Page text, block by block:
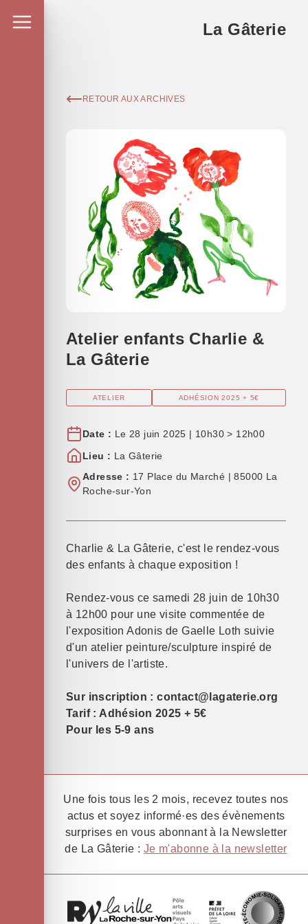
La Gâterie
RETOUR AUX ARCHIVES
Atelier enfants Charlie &
La Gâterie
ATELIER ADHÉSION 2025 + 5€
Date : Le 28 juin 2025 | 10h30 > 12h00
Lieu : La Gâterie
Adresse : 17 Place du Marché | 85000 La
Roche-sur-Yon
Charlie & La Gâterie, c'est le rendez-vous
des enfants à chaque exposition !
Rendez-vous ce samedi 28 juin de 10h30
à 12h00 pour une visite commentée de
l'exposition Adonis de Gaelle Loth suivie
d'un atelier peinture/sculpture inspiré de
l'univers de l'artiste.
Sur inscription : contact@lagaterie.org
Tarif : Adhésion 2025 + 5€
Pour les 5-9 ans
Une fois tous les 2 mois, recevez toutes nos
actus et soyez informé·es des évènements
surprises en vous abonnant à la Newsletter
de La Gâterie : Je m'abonne à la newsletter